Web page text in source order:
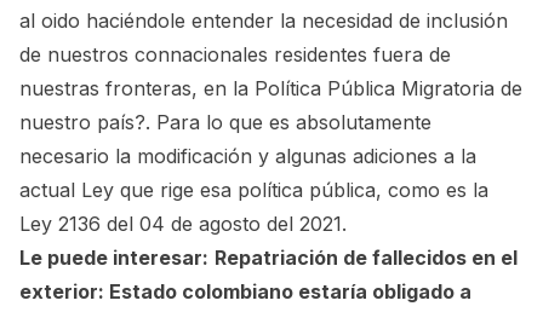
al oido haciéndole entender la necesidad de inclusión
de nuestros connacionales residentes fuera de
nuestras fronteras, en la Política Pública Migratoria de
nuestro país?. Para lo que es absolutamente
necesario la modificación y algunas adiciones a la
actual Ley que rige esa política pública, como es la
Ley 2136 del 04 de agosto del 2021.
Le puede interesar: Repatriación de fallecidos en el
exterior: Estado colombiano estaría obligado a